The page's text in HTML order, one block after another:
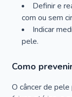
Definir e
com ou sem
Indicar
pele.
Como
O câncer de